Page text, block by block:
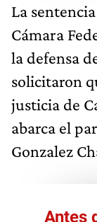
La
Cámara
la defensa
solicitaron
justicia de
abarca el
Gonzalez
Antes